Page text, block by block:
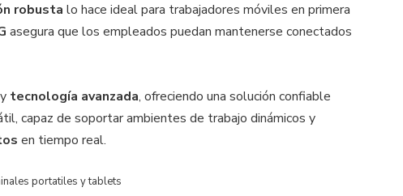
robusta lo hace ideal para trabajadores móviles en primera
asegura que los empleados puedan mantenerse conectados
tecnología avanzada, ofreciendo una solución confiable
capaz de soportar ambientes de trabajo dinámicos y
en tiempo real.
portatiles y tablets